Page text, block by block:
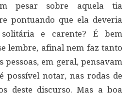
pesar sobre aquela tia
pontuando que ela deveria
e carente? É bem
lembre, afinal nem faz tanto
pessoas, em geral, pensavam
possível notar, nas rodas de
deste discurso. Mas a boa